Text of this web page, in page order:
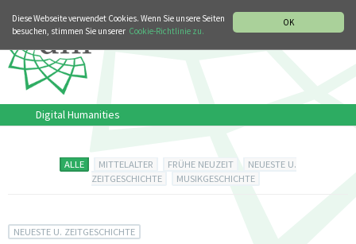
OK
Diese Webseite verwendet Cookies. Wenn Sie unsere Seiten
besuchen, stimmen Sie unserer Cookie-Richtlinie zu.
Digital Humanities
ALLE MITTELALTER FRÜHE NEUZEIT
NEUESTE U.
ZEITGESCHICHTE
MUSIKGESCHICHTE
NEUESTE U. ZEITGESCHICHTE